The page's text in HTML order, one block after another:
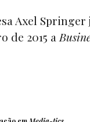
Axel
de 2015 a